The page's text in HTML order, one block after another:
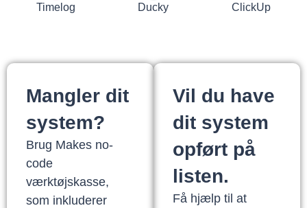
Timelog Ducky ClickUp
Mangler dit
system?
Brug Makes no-
code
værktøjskasse,
som inkluderer
Vil du have
dit system
opført på
listen.
Få hjælp til at